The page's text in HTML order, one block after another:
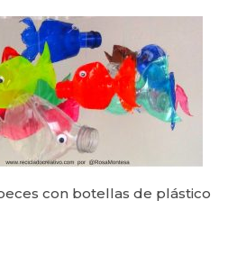
con botellas de plástico